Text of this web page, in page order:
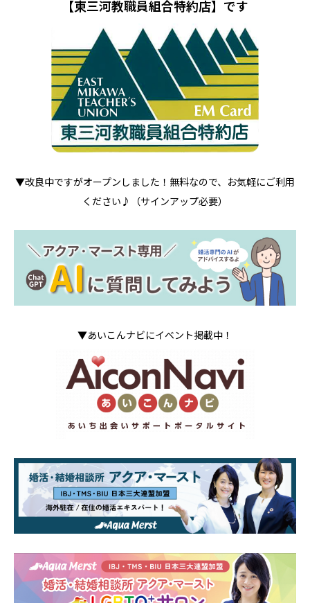
【東三河教職員組合特約店】です
▼改良中ですがオープンしました！無料なので、お気軽にご利用
ください♪（サインアップ必要）
▼あいこんナビにイベント掲載中！